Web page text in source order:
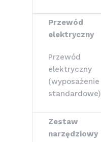
Przewód
elektryczny
Przewód
elektryczny
(wyposażenie
standardowe)
Zestaw
narzędziowy